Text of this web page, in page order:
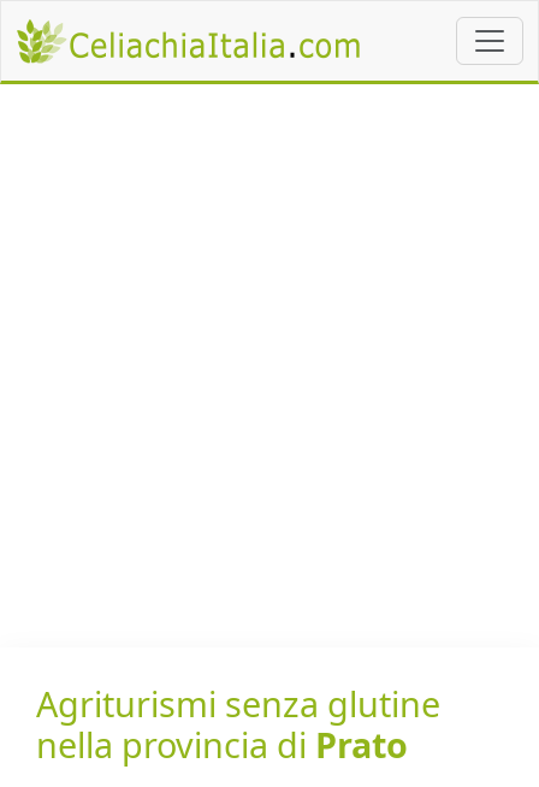
Agriturismi senza glutine
nella provincia di Prato